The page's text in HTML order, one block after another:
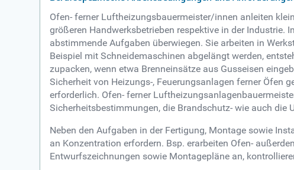
Ofen- ferner Luftheizungsbauermeister/innen anleiten
größeren Handwerksbetrieben respektive in der
abstimmende Aufgaben überwiegen. Sie arbeiten in
Beispiel mit Schneidemaschinen abgelängt werden,
zupacken, wenn etwa Brenneinsätze aus Gusseisen
Sicherheit von Heizungs-, Feuerungsanlagen ferner Öfen
erforderlich. Ofen- ferner
Sicherheitsbestimmungen, die Brandschutz- wie auch
Neben den Aufgaben in der Fertigung, Montage sowie
an Konzentration erfordern. Bsp. erarbeiten Ofen-
Entwurfszeichnungen sowie Montagepläne an,